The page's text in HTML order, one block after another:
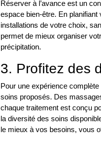
Réserver à l’avance est un
espace bien-être. En
installations de votre choix,
permet de mieux organiser
précipitation.
3. Profitez des
Pour une expérience
soins proposés. Des
chaque traitement est conçu
la diversité des soins
le mieux à vos besoins, vous